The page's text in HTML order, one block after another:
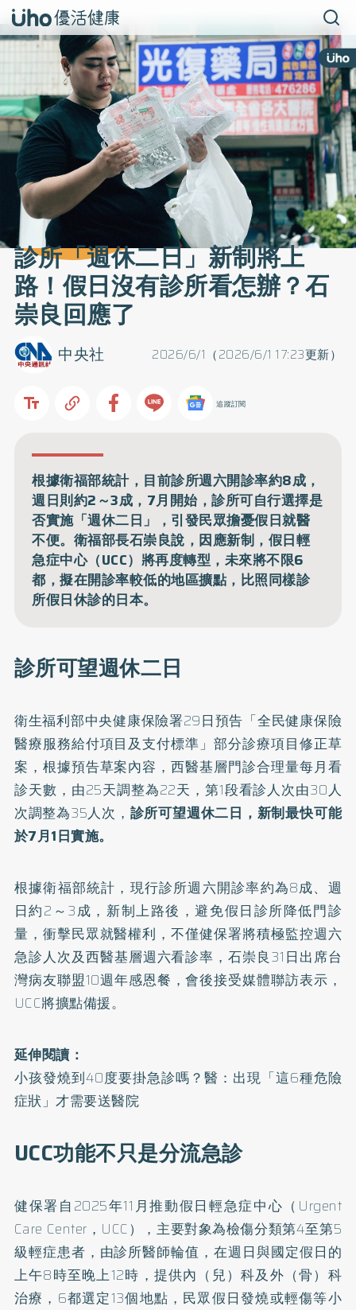
診所「週休二日」新制將上
路！假日沒有診所看怎辦？石
崇良回應了
2026/6/1（2026/6/1 17:23更新）
中央社
追蹤訂閱
根據衛福部統計，目前診所週六開診率約8成，
週日則約2～3成，7月開始，診所可自行選擇是
否實施「週休二日」，引發民眾擔憂假日就醫
不便。衛福部長石崇良說，因應新制，假日輕
急症中心（UCC）將再度轉型，未來將不限6
都，擬在開診率較低的地區擴點，比照同樣診
所假日休診的日本。
診所可望週休二日
衛生福利部中央健康保險署29日預告「全民健康保險
醫療服務給付項目及支付標準 」部分診療項目修正草
案，根據預告草案內容，西醫基層門診合理量每月看
診天數，由25天調整為22天，第1段看診人次由30人
次調整為35人次， 診所可望週休二日，新制最快可能
於7月1日實施。
根據衛福部統計，現行診所週六開診率約為8成、週
日約2～3成，新制上路後，避免假日診所降低門診
量，衝擊民眾就醫權利，不僅健保署將積極監控週六
急診人次及西醫基層週六看診率，石崇良31日出席台
灣病友聯盟10週年感恩餐，會後接受媒體聯訪表示，
UCC將擴點備援。
延伸閱讀：
小孩發燒到40度要掛急診嗎？醫：出現「這6種危險
症狀」才需要送醫院
UCC功能不只是分流急診
健保署自2025年11月推動假日輕急症中心 （Urgent
Care Center，UCC），主要對象為檢傷分類第4至第5
級輕症患者，由診所醫師輪值，在週日與國定假日的
上午8時至晚上12時，提供內（兒）科及外（骨）科
治療，6都選定13個地點，民眾假日發燒或輕傷等小